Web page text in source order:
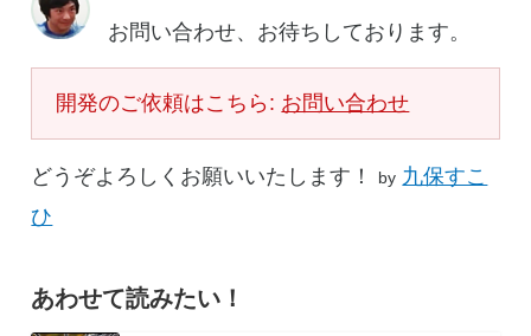
お問い合わせ、お待ちしております。
開発のご依頼はこちら: お問い合わせ
どうぞよろしくお願いいたします！ by 九保すこ
ひ
あわせて読みたい！